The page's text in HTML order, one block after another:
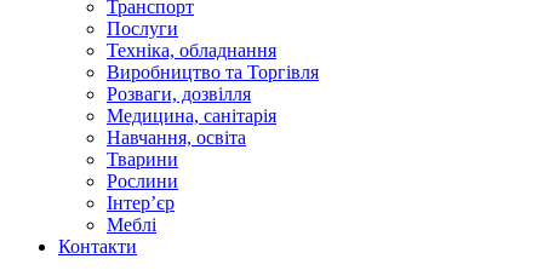
Транспорт
Послуги
Техніка, обладнання
Виробництво та Торгівля
Розваги, дозвілля
Медицина, санітарія
Навчання, освіта
Тварини
Рослини
Інтер’єр
Меблі
Контакти